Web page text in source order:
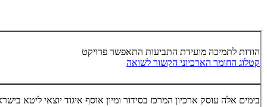
הודות לתמיכה מועידת התביעות התאפשר פרויקט
קטלוג החומר הארכיוני הקשור לשואה
בימים אלה עוסק ארכיון המרכז בסידור ומיון אוסף איגוד יוצאי ליטא